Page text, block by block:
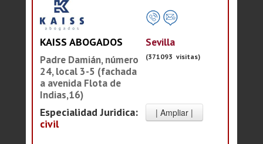
KAISS ABOGADOS
Padre Damián, número
24, local 3-5 (fachada
a avenida Flota de
Indias,16)
Especialidad Juridica:
civil
Sevilla
(371093 visitas)